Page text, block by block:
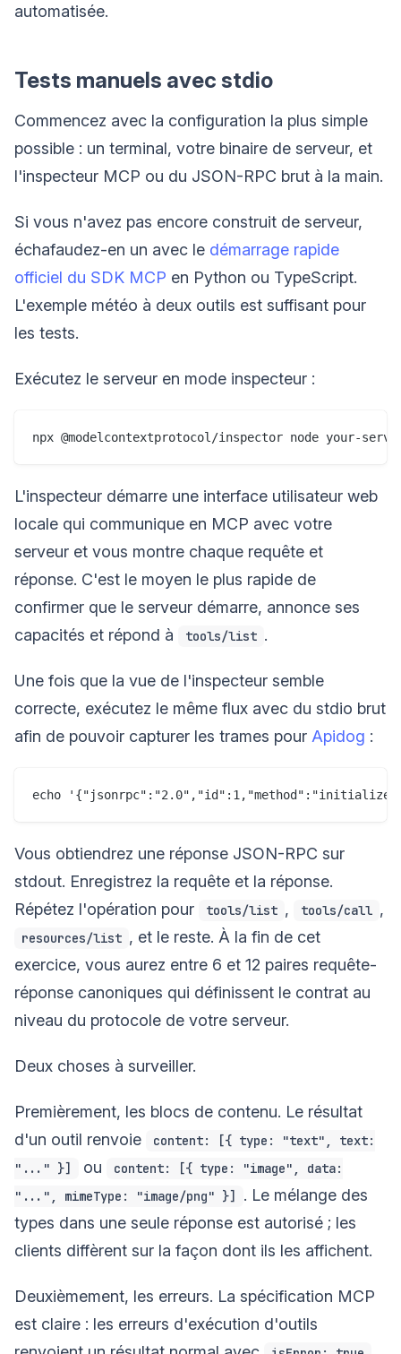
automatisée.
Tests manuels avec stdio
Commencez avec la configuration la plus simple
possible : un terminal, votre binaire de serveur, et
l'inspecteur MCP ou du JSON-RPC brut à la main.
Si vous n'avez pas encore construit de serveur,
échafaudez-en un avec le démarrage rapide
officiel du SDK MCP en Python ou TypeScript.
L'exemple météo à deux outils est suffisant pour
les tests.
Exécutez le serveur en mode inspecteur :
L'inspecteur démarre une interface utilisateur web
locale qui communique en MCP avec votre
serveur et vous montre chaque requête et
réponse. C'est le moyen le plus rapide de
confirmer que le serveur démarre, annonce ses
capacités et répond à
tools/list .
Une fois que la vue de l'inspecteur semble
correcte, exécutez le même flux avec du stdio brut
afin de pouvoir capturer les trames pour Apidog :
Vous obtiendrez une réponse JSON-RPC sur
stdout. Enregistrez la requête et la réponse.
Répétez l'opération pour
tools/list , tools/call ,
resources/list , et le reste. À la fin de cet
exercice, vous aurez entre 6 et 12 paires requête-
réponse canoniques qui définissent le contrat au
niveau du protocole de votre serveur.
Deux choses à surveiller.
Premièrement, les blocs de contenu. Le résultat
d'un outil renvoie
content: [{ type: "text", text:
"..." }]
ou
content: [{ type: "image", data:
"...", mimeType: "image/png" }]
. Le mélange des
types dans une seule réponse est autorisé ; les
clients diffèrent sur la façon dont ils les affichent.
Deuxièmement, les erreurs. La spécification MCP
est claire : les erreurs d'exécution d'outils